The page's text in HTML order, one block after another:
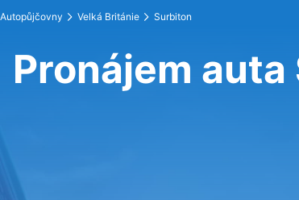
Autopůjčovny Velká Británie Surbiton
Pronájem